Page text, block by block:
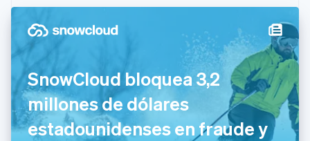
SnowCloud bloquea 3,2
millones de dólares
estadounidenses en fraude y
China continental
Chipre
EnglishItaliano
Dinamarca
English
Emiratos Árabes Unidos
English